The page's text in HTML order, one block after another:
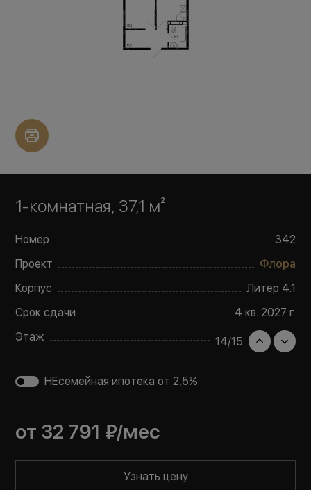
1-комнатная, 37,1 м²
Номер
342
Проект
Флора
Корпус
Литер 4.1
Срок сдачи
4 кв. 2027 г.
Этаж
14/15
НЕсемейная ипотека от 2,5%
от 32 791 ₽/мес
Узнать цену